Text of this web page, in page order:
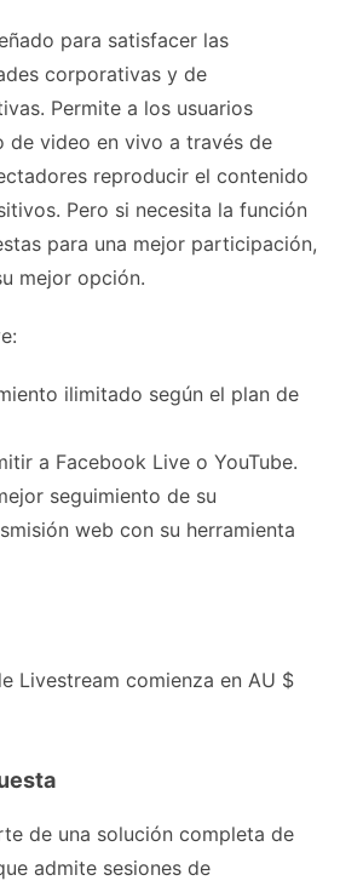
para satisfacer las
corporativas y de
Permite a los usuarios
de video en vivo a través de
reproducir el contenido
Pero si necesita la función
para una mejor participación,
mejor opción.
ilimitado según el plan de
a Facebook Live o YouTube.
seguimiento de su
web con su herramienta
Livestream comienza en AU $
de una solución completa de
admite sesiones de